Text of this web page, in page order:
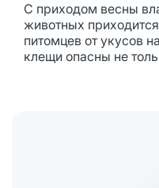
С приходом весны
животных
питомцев от укусов
клещи опасны не